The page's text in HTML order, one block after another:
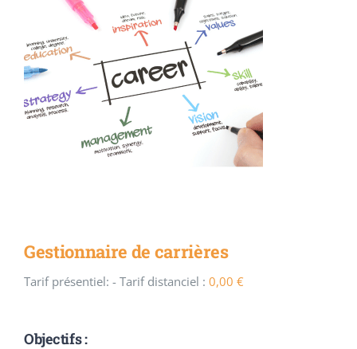
Gestionnaire de carrières
Tarif présentiel: - Tarif distanciel : 0,00 €
Objectifs :